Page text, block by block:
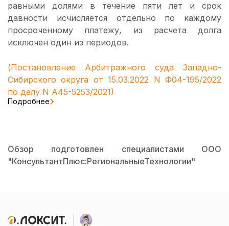
равными долями в течение пяти лет и срок
давности исчисляется отдельно по каждому
просроченному платежу, из расчета долга
исключен один из периодов.
(Постановление Арбитражного суда Западно-
Сибирского округа от 15.03.2022 N Ф04-195/2022
по делу N А45-5253/2021)
Подробнее
Обзор подготовлен специалистами ООО
"КонсультантПлюс:РегиональныеТехнологии"